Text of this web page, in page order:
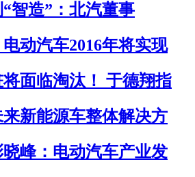
智造”：北汽董事
动汽车2016年将实现
面临淘汰！ 于德翔指
新能源车整体解决方
晓峰：电动汽车产业发